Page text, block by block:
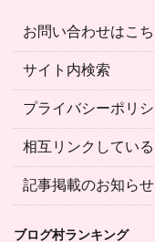
お問い合わせはこ
サイト内検索
プライバシーポリ
相互リンクしてい
記事掲載のお知らせ
ブログ村ランキング